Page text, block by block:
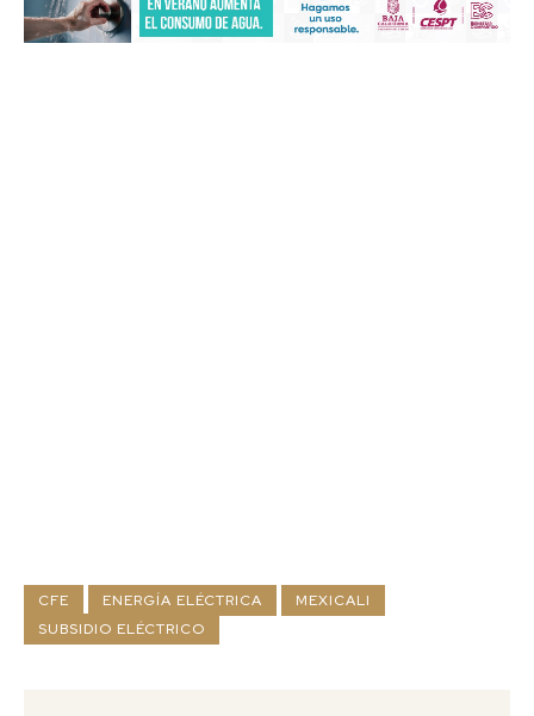
CFE ENERGÍA ELÉCTRICA
MEXICALI
SUBSIDIO ELÉCTRICO